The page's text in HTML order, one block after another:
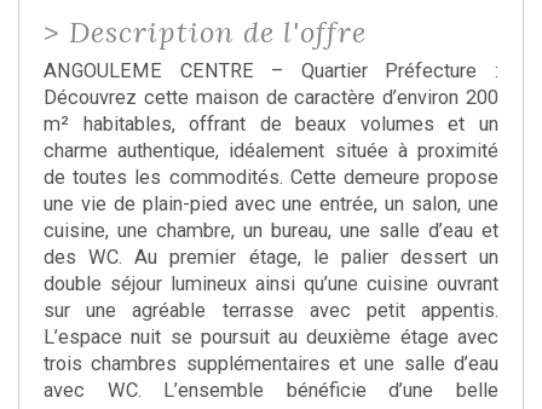
> Description de l'offre
ANGOULEME CENTRE – Quartier Préfecture :
Découvrez cette maison de caractère d’environ 200
m² habitables, offrant de beaux volumes et un
charme authentique, idéalement située à proximité
de toutes les commodités. Cette demeure propose
une vie de plain-pied avec une entrée, un salon, une
cuisine, une chambre, un bureau, une salle d’eau et
des WC. Au premier étage, le palier dessert un
double séjour lumineux ainsi qu’une cuisine ouvrant
sur une agréable terrasse avec petit appentis.
L’espace nuit se poursuit au deuxième étage avec
trois chambres supplémentaires et une salle d’eau
avec WC. L’ensemble bénéficie d’une belle